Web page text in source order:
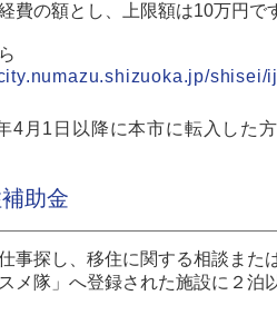
経費の額とし、上限額は10万円
shisei/
4月1日以降に本市に転入した
助金
事探し、移住に関する相談また
メ隊」へ登録された施設に２泊